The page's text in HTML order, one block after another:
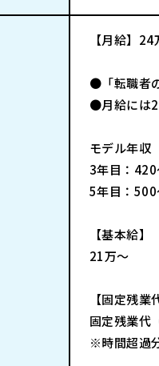
【月給】
●「転職者
●月給には
モデル年収
3年目：
5年目：
【基本給】
21万～
【固定残業
固定残業代
※時間超過